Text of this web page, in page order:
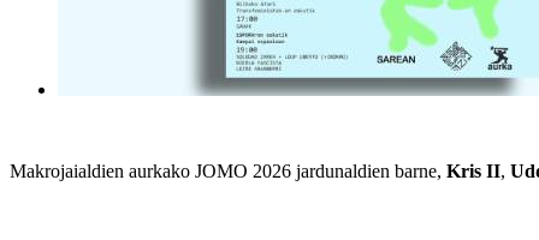
Makrojaialdien aurkako JOMO 2026 jardunaldien barne, Kris II,